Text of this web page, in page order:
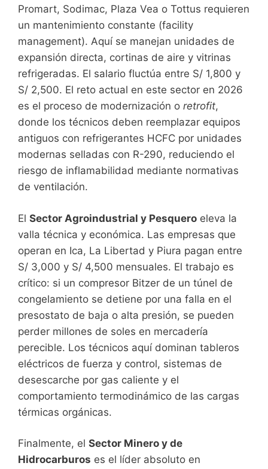
Promart, Sodimac, Plaza Vea o Tottus requieren
un mantenimiento constante (facility
management). Aquí se manejan unidades de
expansión directa, cortinas de aire y vitrinas
refrigeradas. El salario fluctúa entre S/ 1,800 y
S/ 2,500. El reto actual en este sector en 2026
es el proceso de modernización o retrofit,
donde los técnicos deben reemplazar equipos
antiguos con refrigerantes HCFC por unidades
modernas selladas con R-290, reduciendo el
riesgo de inflamabilidad mediante normativas
de ventilación.
El Sector Agroindustrial y Pesquero eleva la
valla técnica y económica. Las empresas que
operan en Ica, La Libertad y Piura pagan entre
S/ 3,000 y S/ 4,500 mensuales. El trabajo es
crítico: si un compresor Bitzer de un túnel de
congelamiento se detiene por una falla en el
presostato de baja o alta presión, se pueden
perder millones de soles en mercadería
perecible. Los técnicos aquí dominan tableros
eléctricos de fuerza y control, sistemas de
desescarche por gas caliente y el
comportamiento termodinámico de las cargas
térmicas orgánicas.
Finalmente, el Sector Minero y de
Hidrocarburos es el líder absoluto en